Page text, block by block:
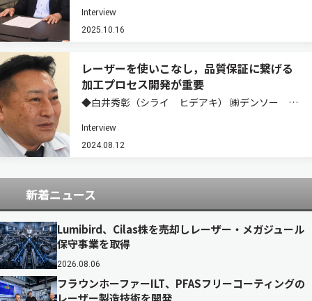
科学研究所との共同研究，200–300J級・10Hz動
作を実証した近年の進展，そして2028年～2040
Interview
2025.10.16
レーザーを使いこなし，品質保証に繋げる
加工プロセス開発が重要
◆白井秀彰（シライ ヒデアキ） ㈱デンソー 先
工学博士（大阪大学） 【経歴】1969年生まれ。
日本電装㈱（現 ㈱デンソー）入社後，生産技術
Interview
2024.08.12
新着ニュース
Lumibird、Cilas株を売却しレーザー・メガジュール
保守事業を取得
2026.08.06
フラウンホーファーILT、PFASフリーコーティングの